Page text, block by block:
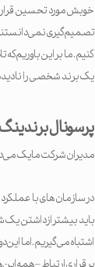
خوبش مورد تحسین قرار
تصمیم گیری نمی
کنیم. ما بر این
یک برند شخصی را
پرسونال
مدیران شرکت مایک می
در سازمان های با عملکرد
باید بیشتر از داشتن
اشتباه می گیریم. اما
برقراری ارتباط – همه